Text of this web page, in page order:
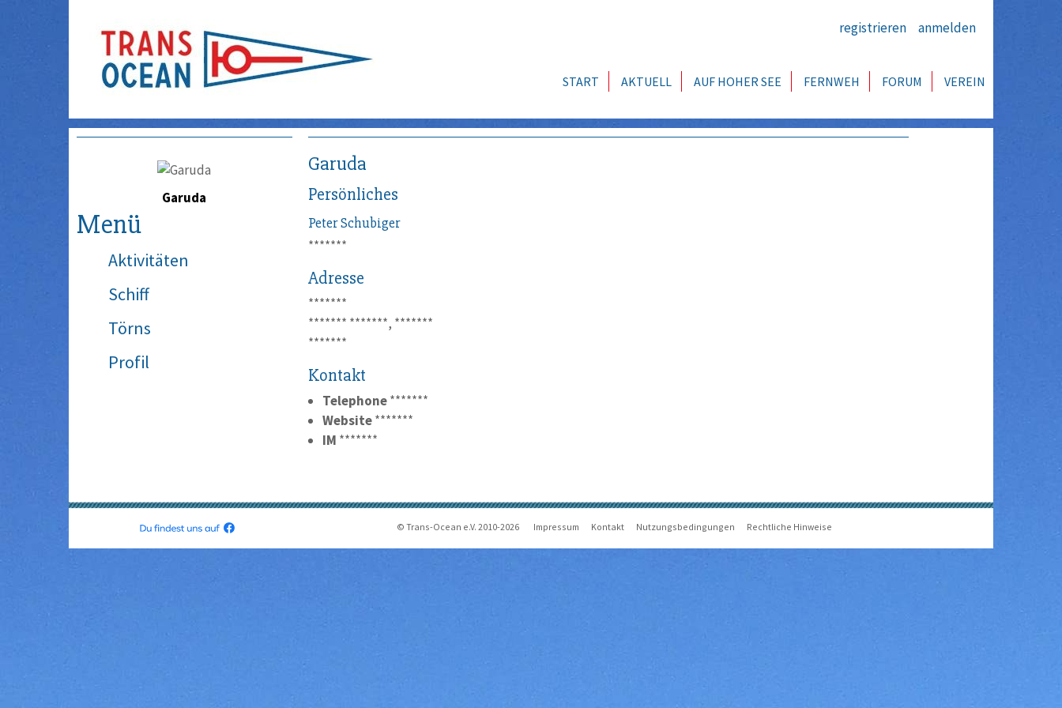
registrieren anmelden
START AKTUELL AUF HOHER SEE FERNWEH FORUM VEREIN
Garuda
Menü
Aktivitäten
Schiff
Törns
Profil
Garuda
Persönliches
PeterSchubiger
*******
Adresse
*******
******* *******, *******
*******
Kontakt
Telephone *******
Website *******
IM *******
© Trans-Ocean e.V. 2010-2026 Impressum Kontakt Nutzungsbedingungen Rechtliche Hinweise